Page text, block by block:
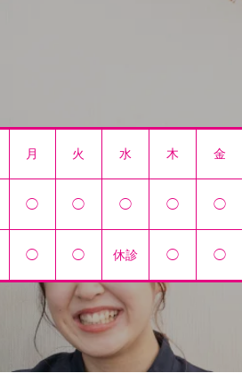
月 火 水 木 金
◯ ◯ ◯ ◯ ◯
◯ ◯ 休診 ◯ ◯